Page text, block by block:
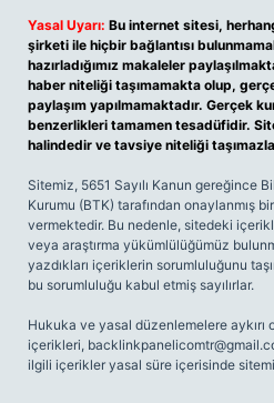
Yasal Uyarı: Bu internet sitesi,
şirketi ile hiçbir bağlantısı
hazırladığımız makaleler
haber niteliği taşımamakta olup,
paylaşım yapılmamaktadır. Gerçek
benzerlikleri tamamen tesadüfidir.
halindedir ve tavsiye niteliği
Sitemiz, 5651 Sayılı Kanun gereğince
Kurumu (BTK) tarafından onaylanmış
vermektedir. Bu nedenle, sitedeki
veya araştırma yükümlülüğümüz
yazdıkları içeriklerin sorumluluğunu
bu sorumluluğu kabul etmiş sayılırlar.
Hukuka ve yasal düzenlemelere aykırı
içerikleri,
ilgili içerikler yasal süre içerisinde